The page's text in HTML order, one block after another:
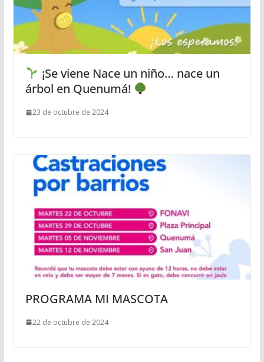
¡Se viene Nace un niño… nace un
árbol en Quenumá!
23 de octubre de 2024
PROGRAMA MI MASCOTA
22 de octubre de 2024